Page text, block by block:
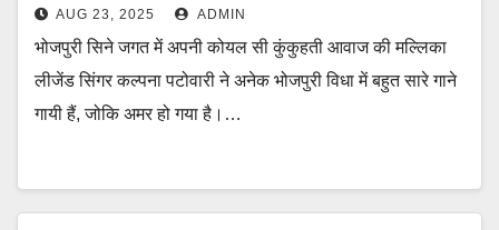
AUG 23, 2025 ADMIN
भोजपुरी सिने जगत में अपनी कोयल सी कुंकुहती आवाज की मल्लिका
लीजेंड सिंगर कल्पना पटोवारी ने अनेक भोजपुरी विधा में बहुत सारे गाने
गायी हैं, जोकि अमर हो गया है।…